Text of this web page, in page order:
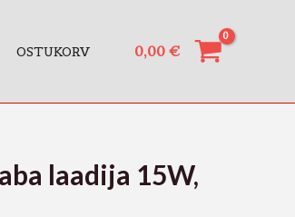
OSTUKORV 0,00 €
laadija 15W,